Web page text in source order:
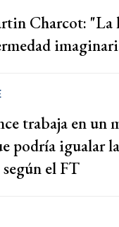
Charcot: "La
trabaja en un
podría igualar
el FT